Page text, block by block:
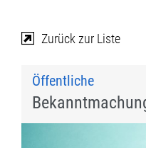
Zurück zur Liste
Öffentliche